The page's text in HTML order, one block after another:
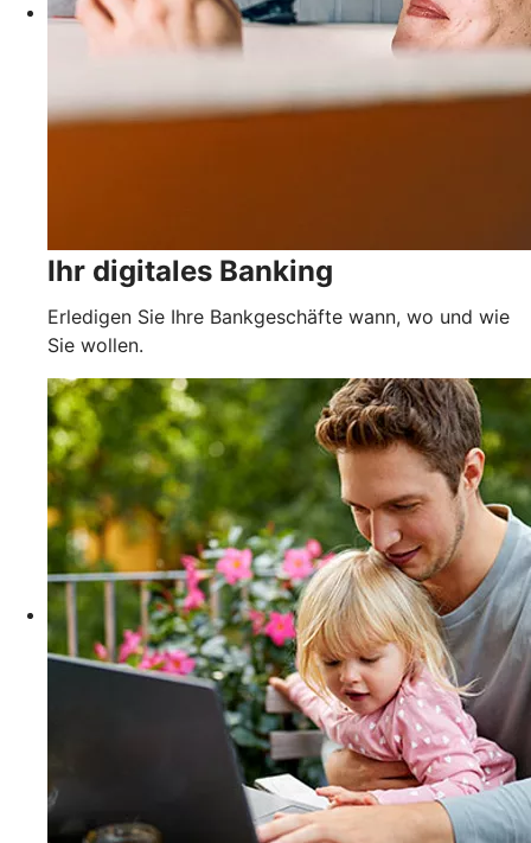
Ihr digitales Banking
Erledigen Sie Ihre Bankgeschäfte wann, wo und wie
Sie wollen.